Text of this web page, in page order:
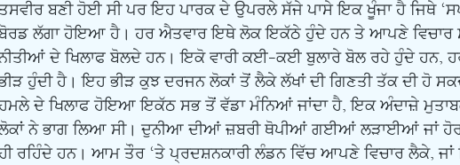
ਬਣੀ ਹੋਈ ਸੀ ਪਰ ਇਹ ਪਾਰਕ ਦੇ ਉਪਰਲੇ ਸੱਜੇ ਪਾਸੇ ਇਕ ਖੂੰਜਾ ਹੈ ਜਿਥੇ
ਲੱਗਾ ਹੋਇਆ ਹੈ। ਹਰ ਐਤਵਾਰ ਇਥੇ ਲੋਕ ਇਕੱਠੇ ਹੁੰਦੇ ਹਨ ਤੇ ਆਪਣੇ ਵਿਚਾਰ
ਦੇ ਖਿਲਾਫ ਬੋਲਦੇ ਹਨ। ਇਕੋ ਵਾਰੀ ਕਈ-ਕਈ ਬੁਲਾਰੇ ਬੋਲ ਰਹੇ ਹੁੰਦੇ ਹਨ,
ਹੁੰਦੀ ਹੈ। ਇਹ ਭੀੜ ਕੁਝ ਦਰਜਨ ਲੋਕਾਂ ਤੋਂ ਲੈਕੇ ਲੱਖਾਂ ਦੀ ਗਿਣਤੀ ਤੱਕ ਦੀ ਹੋ
ਦੇ ਖਿਲਾਫ ਹੋਇਆ ਇਕੱਠ ਸਭ ਤੋਂ ਵੱਡਾ ਮੰਨਿਆਂ ਜਾਂਦਾ ਹੈ, ਇਕ ਅੰਦਾਜ਼ੇ
ਨੇ ਭਾਗ ਲਿਆ ਸੀ। ਦੁਨੀਆ ਦੀਆਂ ਜ਼ਬਰੀ ਥੋਪੀਆਂ ਗਈਆਂ ਲੜਾਈਆਂ ਜਾਂ
ਰਹਿੰਦੇ ਹਨ। ਆਮ ਤੌਰ ‘ਤੇ ਪ੍ਰਦਸ਼ਨਕਾਰੀ ਲੰਡਨ ਵਿੱਚ ਆਪਣੇ ਵਿਚਾਰ ਲੈਕੇ, ਜਾਂ